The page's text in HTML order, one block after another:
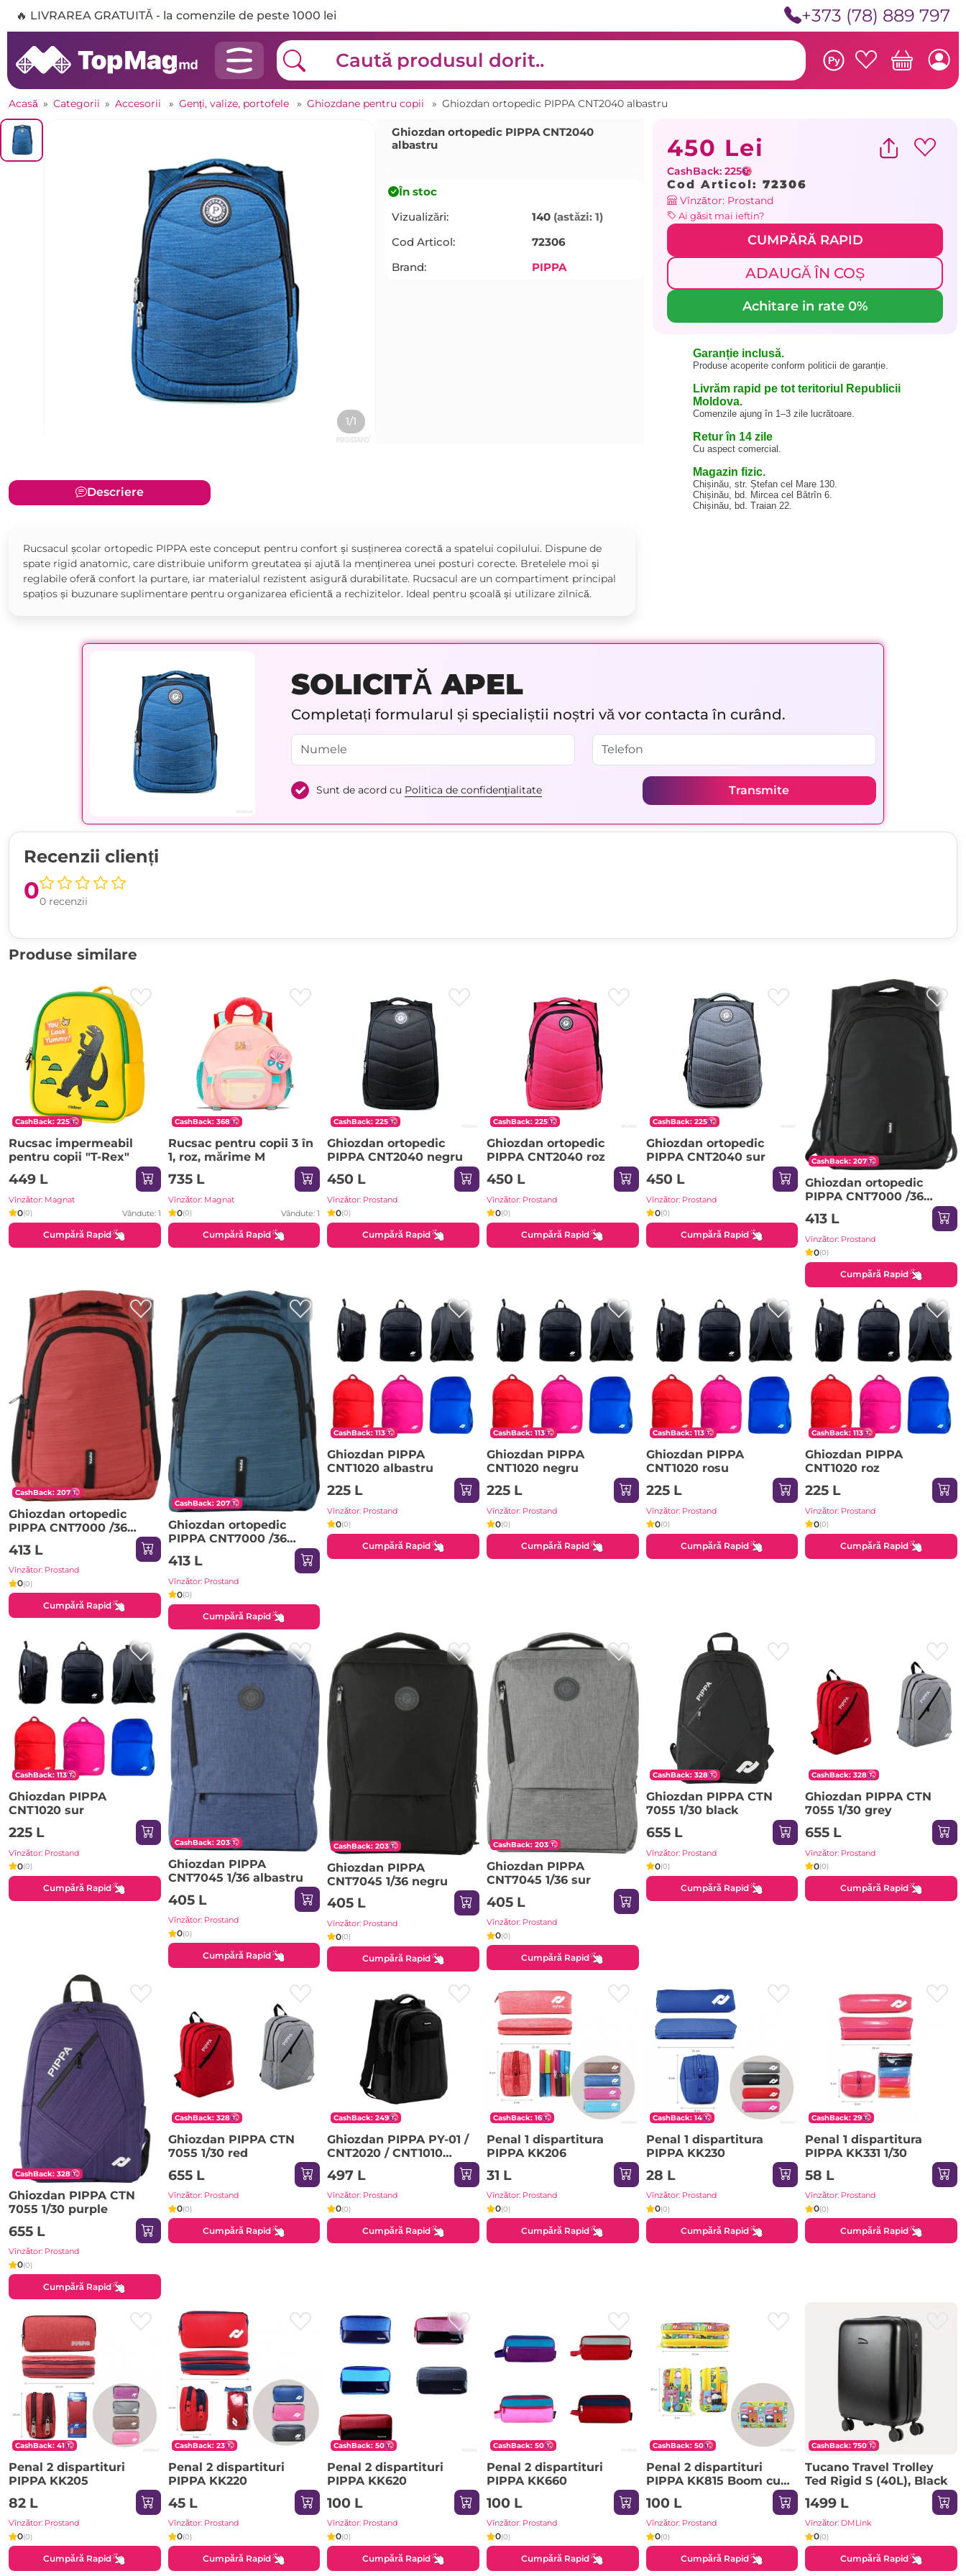
🔥 LIVRAREA GRATUITĂ - la comenzile de peste 1000 lei +373 (78) 889 797
Ру
Acasă » Categorii » Accesorii » Genți, valize, portofele » Ghiozdane pentru copii » Ghiozdan ortopedic PIPPA CNT2040 albastru
1/1
Ghiozdan ortopedic PIPPA CNT2040
albastru
În stoc
Vizualizări:
140 (astăzi: 1)
Cod Articol:
72306
Brand:
PIPPA
Descriere
Rucsacul școlar ortopedic PIPPA este conceput pentru confort și susținerea corectă a spatelui copilului. Dispune de
spate rigid anatomic, care distribuie uniform greutatea și ajută la menținerea unei posturi corecte. Bretelele moi și
reglabile oferă confort la purtare, iar materialul rezistent asigură durabilitate. Rucsacul are un compartiment principal
spațios și buzunare suplimentare pentru organizarea eficientă a rechizitelor. Ideal pentru școală și utilizare zilnică.
450 Lei
CashBack: 225
Cod Articol: 72306
Vînzător: Prostand
Ai găsit mai ieftin?
CUMPĂRĂ RAPID
ADAUGĂ ÎN COȘ
Achitare in rate 0%
Garanție inclusă.
Produse acoperite conform politicii de garanție.
Livrăm rapid pe tot teritoriul Republicii
Moldova.
Comenzile ajung în 1–3 zile lucrătoare.
Retur în 14 zile
Cu aspect comercial.
Magazin fizic.
Chișinău, str. Ștefan cel Mare 130.
Chișinău, bd. Mircea cel Bătrîn 6.
Chișinău, bd. Traian 22.
SOLICITĂ APEL
Completați formularul și specialiștii noștri vă vor contacta în curând.
Sunt de acord cu Politica de confidențialitate Transmite
Recenzii clienți
00 recenzii
Produse similare
CashBack: 225
Rucsac impermeabil
pentru copii "T-Rex"
449 L
Vînzător: Magnat
0(0) Vândute: 1
Cumpără Rapid
CashBack: 368
Rucsac pentru copii 3 în
1, roz, mărime M
735 L
Vînzător: Magnat
0(0) Vândute: 1
Cumpără Rapid
CashBack: 225
Ghiozdan ortopedic
PIPPA CNT2040 negru
450 L
Vînzător: Prostand
0(0)
Cumpără Rapid
CashBack: 225
Ghiozdan ortopedic
PIPPA CNT2040 roz
450 L
Vînzător: Prostand
0(0)
Cumpără Rapid
CashBack: 225
Ghiozdan ortopedic
PIPPA CNT2040 sur
450 L
Vînzător: Prostand
0(0)
Cumpără Rapid
CashBack: 207
Ghiozdan ortopedic
PIPPA CNT7000 /36
negru
413 L
Vînzător: Prostand
0(0)
Cumpără Rapid
CashBack: 207
Ghiozdan ortopedic
PIPPA CNT7000 /36
413 L
Vînzător: Prostand
0(0)
Cumpără Rapid
CashBack: 207
Ghiozdan ortopedic
PIPPA CNT7000 /36
turqua
413 L
Vînzător: Prostand
0(0)
Cumpără Rapid
CashBack: 113
Ghiozdan PIPPA
CNT1020 albastru
225 L
Vînzător: Prostand
0(0)
Cumpără Rapid
CashBack: 113
Ghiozdan PIPPA
CNT1020 negru
225 L
Vînzător: Prostand
0(0)
Cumpără Rapid
CashBack: 113
Ghiozdan PIPPA
CNT1020 rosu
225 L
Vînzător: Prostand
0(0)
Cumpără Rapid
CashBack: 113
Ghiozdan PIPPA
CNT1020 roz
225 L
Vînzător: Prostand
0(0)
Cumpără Rapid
CashBack: 113
Ghiozdan PIPPA
CNT1020 sur
225 L
Vînzător: Prostand
0(0)
Cumpără Rapid
CashBack: 203
Ghiozdan PIPPA
CNT7045 1/36 albastru
405 L
Vînzător: Prostand
0(0)
Cumpără Rapid
CashBack: 203
Ghiozdan PIPPA
CNT7045 1/36 negru
405 L
Vînzător: Prostand
0(0)
Cumpără Rapid
CashBack: 203
Ghiozdan PIPPA
CNT7045 1/36 sur
405 L
Vînzător: Prostand
0(0)
Cumpără Rapid
CashBack: 328
Ghiozdan PIPPA CTN
7055 1/30 black
655 L
Vînzător: Prostand
0(0)
Cumpără Rapid
CashBack: 328
Ghiozdan PIPPA CTN
7055 1/30 grey
655 L
Vînzător: Prostand
0(0)
Cumpără Rapid
CashBack: 328
Ghiozdan PIPPA CTN
7055 1/30 purple
655 L
Vînzător: Prostand
0(0)
Cumpără Rapid
CashBack: 328
Ghiozdan PIPPA CTN
7055 1/30 red
655 L
Vînzător: Prostand
0(0)
Cumpără Rapid
CashBack: 249
Ghiozdan PIPPA PY-01 /
CNT2020 / CNT1010
497 L
Vînzător: Prostand
0(0)
Cumpără Rapid
CashBack: 16
Penal 1 dispartitura
PIPPA KK206
31 L
Vînzător: Prostand
0(0)
Cumpără Rapid
CashBack: 14
Penal 1 dispartitura
PIPPA KK230
28 L
Vînzător: Prostand
0(0)
Cumpără Rapid
CashBack: 29
Penal 1 dispartitura
PIPPA KK331 1/30
58 L
Vînzător: Prostand
0(0)
Cumpără Rapid
CashBack: 41
Penal 2 dispartituri
PIPPA KK205
82 L
Vînzător: Prostand
0(0)
Cumpără Rapid
CashBack: 23
Penal 2 dispartituri
PIPPA KK220
45 L
Vînzător: Prostand
0(0)
Cumpără Rapid
CashBack: 50
Penal 2 dispartituri
PIPPA KK620
100 L
Vînzător: Prostand
0(0)
Cumpără Rapid
CashBack: 50
Penal 2 dispartituri
PIPPA KK660
100 L
Vînzător: Prostand
0(0)
Cumpără Rapid
CashBack: 50
Penal 2 dispartituri
PIPPA KK815 Boom cu
fermoar galben
100 L
Vînzător: Prostand
0(0)
Cumpără Rapid
CashBack: 750
Tucano Travel Trolley
Ted Rigid S (40L), Black
1499 L
Vînzător: DMLink
0(0)
Cumpără Rapid